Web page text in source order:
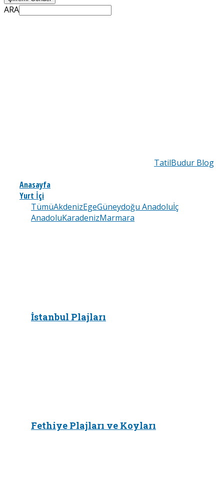
ARA
TatilBudur Blog
Anasayfa
Yurt İçi
TümüAkdenizEgeGüneydoğu Anadoluİç
AnadoluKaradenizMarmara
İstanbul Plajları
Fethiye Plajları ve Koyları